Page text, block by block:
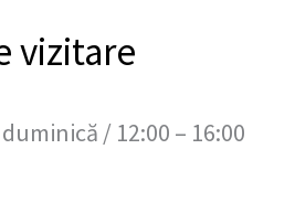
vizitare
/ 12:00 – 16:00